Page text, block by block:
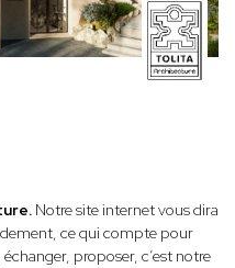
Notre site internet vous dira
ce qui compte pour
proposer, c’est notre